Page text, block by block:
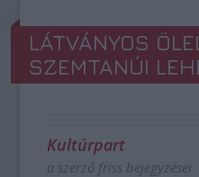
LÁTVÁNYOS
SZEMTANÚI
Kultúrpart
a szerző friss bejegyzései